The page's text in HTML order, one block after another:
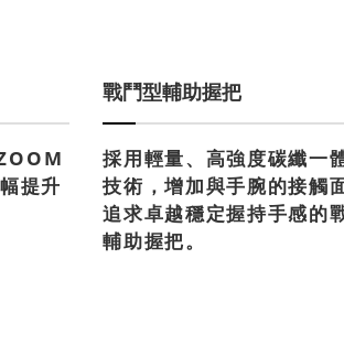
提升
戰鬥型輔助握把
採用輕量、高強度碳纖一
技術，增加與手腕的接觸
追求卓越穩定握持手感的
輔助握把。